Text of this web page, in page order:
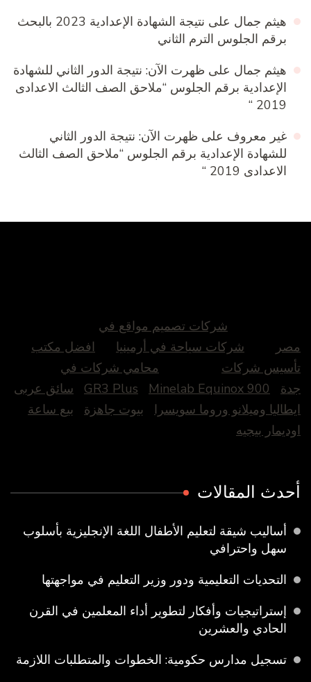
هيثم جمال على
نتيجة الشهادة الإعدادية 2023 بالبحث
برقم الجلوس الترم الثاني
هيثم جمال على ظهرت الآن: نتيجة الدور الثاني للشهادة
الإعدادية برقم الجلوس “ملاحق الصف الثالث الاعدادى
2019 “
غير معروف على ظهرت الآن: نتيجة الدور الثاني
للشهادة الإعدادية برقم الجلوس “ملاحق الصف الثالث
الاعدادى 2019 “
شركات تصميم مواقع في
مصر
شركات سياحة في أرمينيا
افضل مكتب
تأسيس شركات
محامي شركات في
جدة
GR3 Plus Minelab Equinox 900
سائق عربى
ايطاليا وميلانو وروما سويسرا
بيوت جاهزة
بيع ساعة
اوديمار بيجيه
أحدث المقالات
أساليب شيقة لتعليم الأطفال اللغة الإنجليزية بأسلوب
سهل واحترافي
التحديات التعليمية ودور وزير التعليم في مواجهتها
إستراتيجيات وأفكار لتطوير أداء المعلمين في القرن
الحادي والعشرين
تسجيل مدارس حكومية: الخطوات والمتطلبات اللازمة